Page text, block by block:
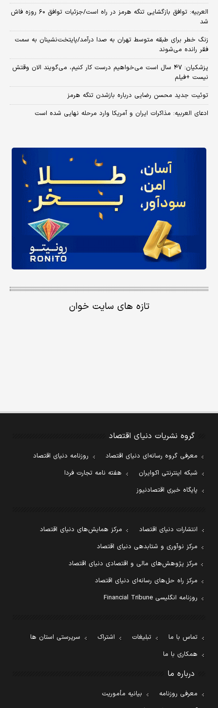
العربیه: توافق بازگشایی تنگه هرمز در راه است/جزئیات توافق ۶۰ روزه فاش
شد
زنگ خطر برای طبقه متوسط تهران به صدا درآمد/پایتخت‌نشینان به سمت
فقر رانده می‌شوند
پزشکیان: ۴۷ سال است می‌خواهیم درست کار کنیم، می‌گویند الان وقتش
نیست +فیلم
توئیت جدید محسن رضایی درباره بازشدن تنگه هرمز
ادعای العربیه: مذاکرات ایران و آمریکا وارد مرحله نهایی شده است
تازه های سایت خوان
گروه نشریات دنیای اقتصاد
معرفی گروه رسانه‌ای دنیای اقتصاد
روزنامه دنیای اقتصاد
شبکه اینترنتی اکوایران
هفته نامه تجارت فردا
پایگاه خبری اقتصادنیوز
انتشارات دنیای اقتصاد
مرکز همایش‌های دنیای اقتصاد
مرکز نوآوری و شتابدهی دنیای اقتصاد
مرکز پژوهش‌های مالی و اقتصادی دنیای اقتصاد
مرکز راه حل‌های رسانه‌ای دنیای اقتصاد
روزنامه انگلیسی Financial Tribune
تماس با ما تبلیغات اشتراک
سرپرستی استان ها
همکاری با ما
درباره ما
معرفی روزنامه
بیانیه مأموریت